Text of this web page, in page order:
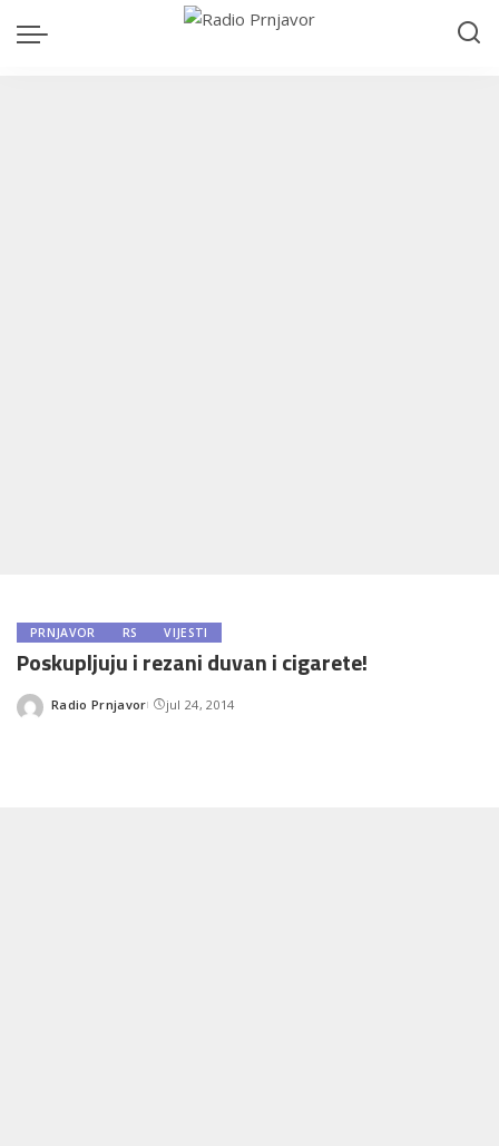
PRNJAVOR RS VIJESTI
Poskupljuju i rezani duvan i cigarete!
Posted
Radio Prnjavor jul 24, 2014